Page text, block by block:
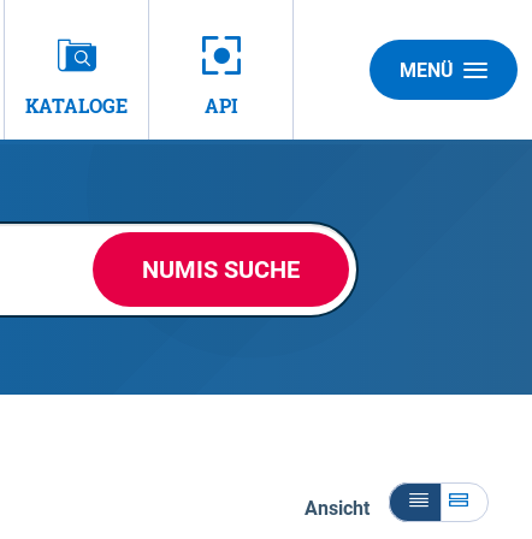
KATALOGE API
MENÜ
NUMIS SUCHE
Ansicht